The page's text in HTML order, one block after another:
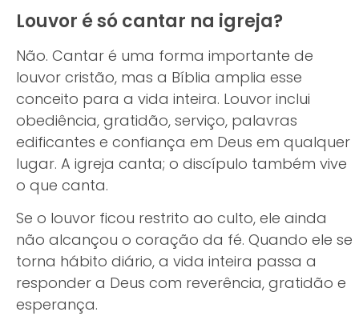
Louvor é só cantar na igreja?
Não. Cantar é uma forma importante de
louvor cristão, mas a Bíblia amplia esse
conceito para a vida inteira. Louvor inclui
obediência, gratidão, serviço, palavras
edificantes e confiança em Deus em qualquer
lugar. A igreja canta; o discípulo também vive
o que canta.
Se o louvor ficou restrito ao culto, ele ainda
não alcançou o coração da fé. Quando ele se
torna hábito diário, a vida inteira passa a
responder a Deus com reverência, gratidão e
esperança.